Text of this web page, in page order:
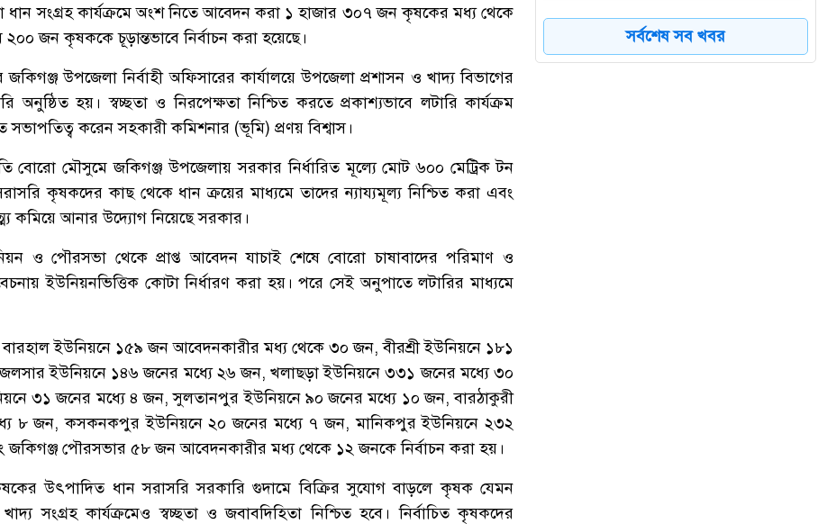
ধান সংগ্রহ কার্যক্রমে অংশ নিতে আবেদন করা ১ হাজার ৩০৭ জন কৃষকের মধ্য থেকে
২০০ জন কৃষককে চূড়ান্তভাবে নির্বাচন করা হয়েছে।
উপজেলা নির্বাহী অফিসারের কার্যালয়ে উপজেলা প্রশাসন ও খাদ্য বিভাগের
হয়। স্বচ্ছতা ও নিরপেক্ষতা নিশ্চিত করতে প্রকাশ্যভাবে লটারি কার্যক্রম
করেন সহকারী কমিশনার (ভূমি) প্রণয় বিশ্বাস।
বোরো মৌসুমে জকিগঞ্জ উপজেলায় সরকার নির্ধারিত মূল্যে মোট ৬০০ মেট্রিক টন
কৃষকদের কাছ থেকে ধান ক্রয়ের মাধ্যমে তাদের ন্যায্যমূল্য নিশ্চিত করা এবং
কমিয়ে আনার উদ্যোগ নিয়েছে সরকার।
ও পৌরসভা থেকে প্রাপ্ত আবেদন যাচাই শেষে বোরো চাষাবাদের পরিমাণ ও
ইউনিয়নভিত্তিক কোটা নির্ধারণ করা হয়। পরে সেই অনুপাতে লটারির মাধ্যমে
বারহাল ইউনিয়নে ১৫৯ জন আবেদনকারীর মধ্য থেকে ৩০ জন, বীরশ্রী ইউনিয়নে ১৮১
ইউনিয়নে ১৪৬ জনের মধ্যে ২৬ জন, খলাছড়া ইউনিয়নে ৩৩১ জনের মধ্যে ৩০
৩১ জনের মধ্যে ৪ জন, সুলতানপুর ইউনিয়নে ৯০ জনের মধ্যে ১০ জন, বারঠাকুরী
৮ জন, কসকনকপুর ইউনিয়নে ২০ জনের মধ্যে ৭ জন, মানিকপুর ইউনিয়নে ২৩২
পৌরসভার ৫৮ জন আবেদনকারীর মধ্য থেকে ১২ জনকে নির্বাচন করা হয়।
উৎপাদিত ধান সরাসরি সরকারি গুদামে বিক্রির সুযোগ বাড়লে কৃষক যেমন
সংগ্রহ কার্যক্রমেও স্বচ্ছতা ও জবাবদিহিতা নিশ্চিত হবে। নির্বাচিত কৃষকদের
পাঁচ বন্ধু মিলে ঘুরতে এসেছিলেন
সিলেট, কফিনবন্দি হয়ে বাড়ি ফিরছেন
সাইফুল
সর্বশেষ সব খবর